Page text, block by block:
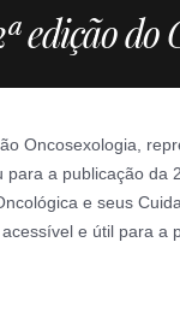
edição do
Oncosexologia,
para a publicação da
e seus
e útil para a